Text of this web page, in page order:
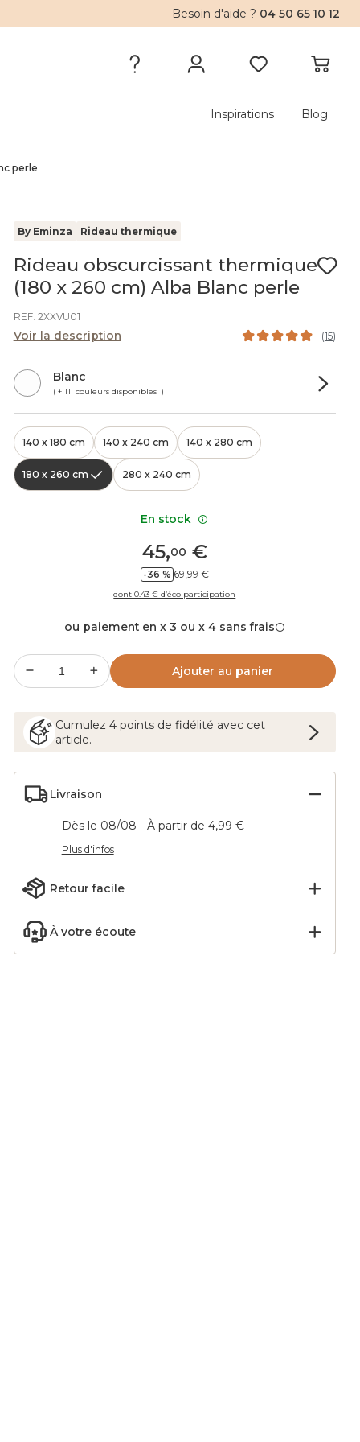
Besoin d'aide ? 04 50 65 10 12
Inspirations Blog
perle
By Eminza Rideau thermique
Rideau obscurcissant thermique
(180 x 260 cm) Alba Blanc perle
REF. 2XXVU01
Voir la description (15)
Blanc
( + 11 couleurs disponibles )
140 x 180 cm 140 x 240 cm 140 x 280 cm
180 x 260 cm 280 x 240 cm
45,00 €
-36 % 69,99 €
dont 0.43 € d’éco participation
ou paiement en x 3 ou x 4 sans frais
Ajouter au panier
Cumulez 4 pointsde fidélité avec cet
article.
Livraison
Dès le 08/08 - À partir de 4,99 €
Plus d'infos
Retour facile
À votre écoute